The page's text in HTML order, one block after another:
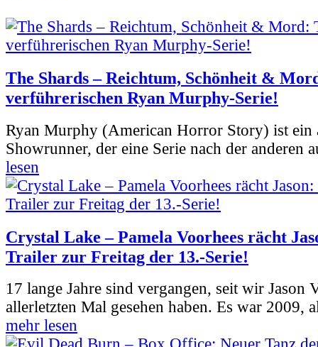
The Shards – Reichtum, Schönheit &
verführerischen Ryan Murphy-Serie!
Ryan Murphy (American Horror Story) ist ein
Showrunner, der eine Serie nach der anderen
lesen
Crystal Lake – Pamela Voorhees rächt
Trailer zur Freitag der 13.-Serie!
17 lange Jahre sind vergangen, seit wir Jason
allerletzten Mal gesehen haben. Es war 2009,
mehr lesen